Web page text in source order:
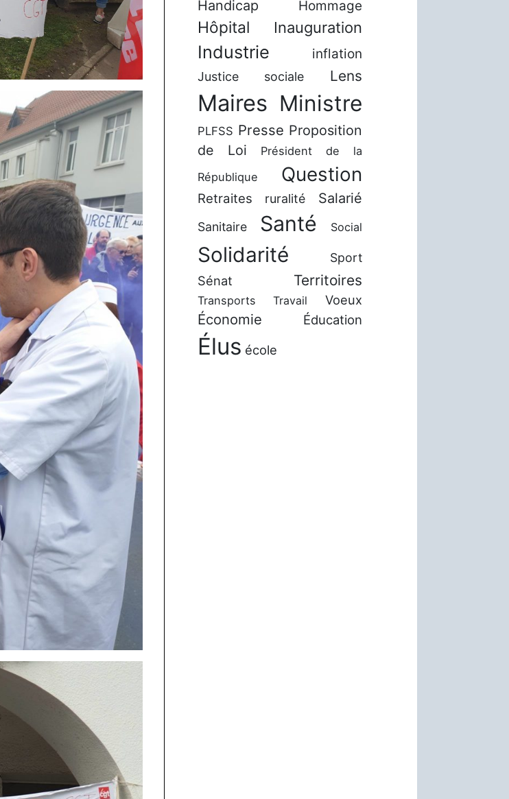
Handicap
Hommage
Hôpital Inauguration
Industrie inflation
Justice sociale Lens
Maires Ministre
PLFSS Presse Proposition
de Loi
Président de la
République
Question
Retraites ruralité Salarié
Sanitaire Santé Social
Solidarité Sport
Sénat Territoires
Transports Travail Voeux
Économie Éducation
Élus école